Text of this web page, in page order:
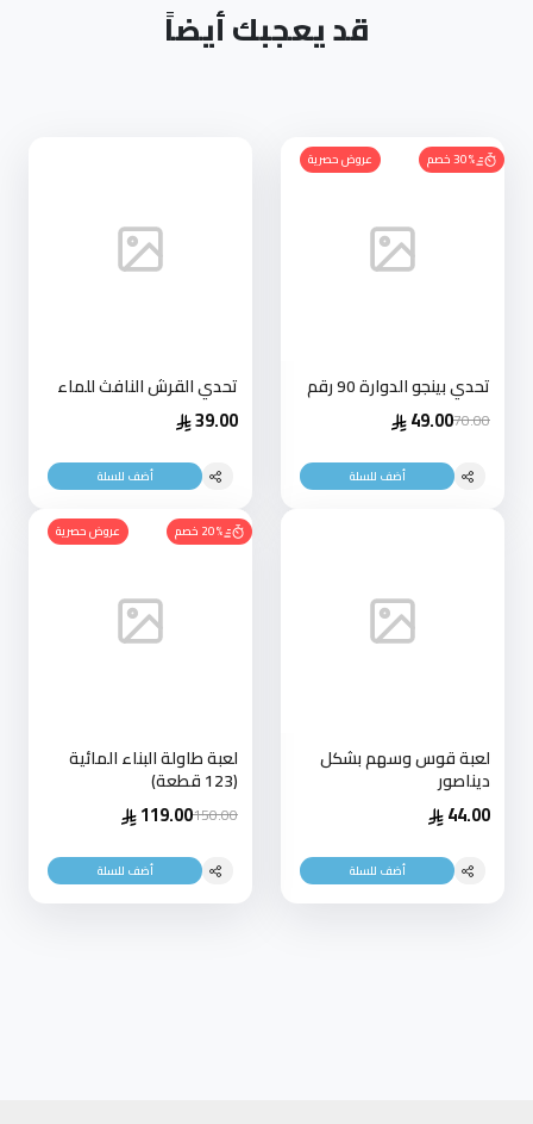
قد يعجبك أيضاً
30% خصم عروض حصرية
تحدي بينجو الدوارة 90 رقم
70.00
49.00
أضف للسلة
تحدي القرش النافث للماء
39.00
أضف للسلة
لعبة قوس وسهم بشكل
ديناصور
44.00
أضف للسلة
20% خصم عروض حصرية
لعبة طاولة البناء المائية
(123 قطعة)
150.00
119.00
أضف للسلة